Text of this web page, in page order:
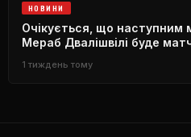
НОВИНИ
Очікується, що наступним
Мераб Двалішвілі буде
1 тиждень тому